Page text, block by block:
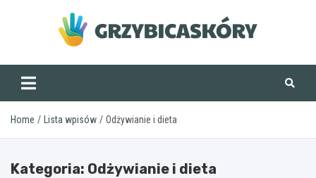
grzybicaskory.pl
Home Lista wpisów Odżywianie i dieta
Kategoria: Odżywianie i dieta